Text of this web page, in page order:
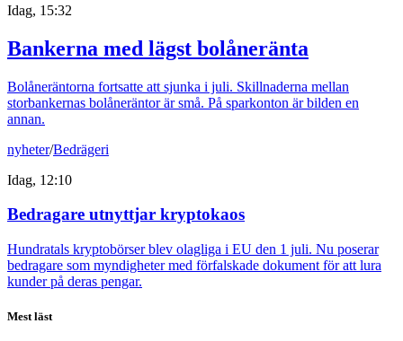
Idag, 15:32
Bankerna med lägst bolåneränta
Bolåneräntorna fortsatte att sjunka i juli. Skillnaderna mellan
storbankernas bolåneräntor är små. På sparkonton är bilden en
annan.
nyheter/Bedrägeri
Idag, 12:10
Bedragare utnyttjar kryptokaos
Hundratals kryptobörser blev olagliga i EU den 1 juli. Nu poserar
bedragare som myndigheter med förfalskade dokument för att lura
kunder på deras pengar.
Mest läst